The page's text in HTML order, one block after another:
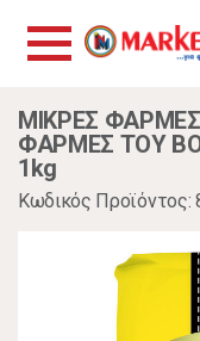
ΜΙΚΡΕΣ
ΦΑΡΜΕΣ ΤΟΥ
1kg
Κωδικός Προϊόντος: